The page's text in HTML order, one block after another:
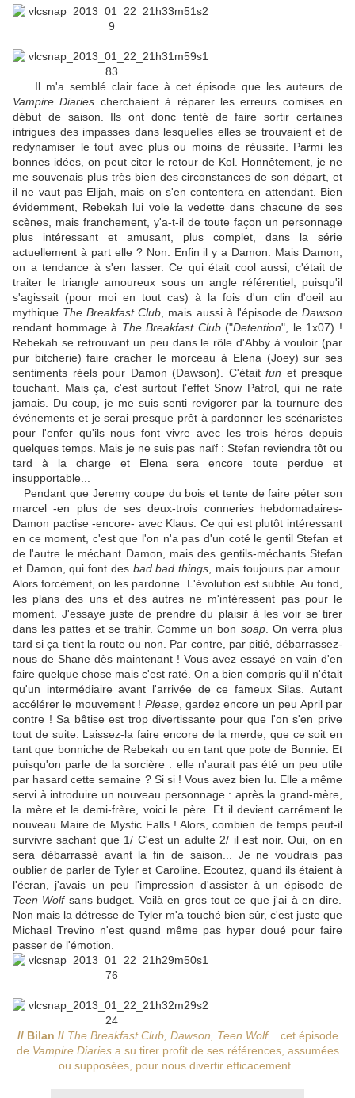
Il m'a semblé clair face à cet épisode que les auteurs de
Vampire Diaries cherchaient à réparer les erreurs comises en
début de saison. Ils ont donc tenté de faire sortir certaines
intrigues des impasses dans lesquelles elles se trouvaient et de
redynamiser le tout avec plus ou moins de réussite. Parmi les
bonnes idées, on peut citer le retour de Kol. Honnêtement, je ne
me souvenais plus très bien des circonstances de son départ, et
il ne vaut pas Elijah, mais on s'en contentera en attendant. Bien
évidemment, Rebekah lui vole la vedette dans chacune de ses
scènes, mais franchement, y'a-t-il de toute façon un personnage
plus intéressant et amusant, plus complet, dans la série
actuellement à part elle ? Non. Enfin il y a Damon. Mais Damon,
on a tendance à s'en lasser. Ce qui était cool aussi, c'était de
traiter le triangle amoureux sous un angle référentiel, puisqu'il
s'agissait (pour moi en tout cas) à la fois d'un clin d'oeil au
mythique The Breakfast Club , mais aussi à l'épisode deDawson
rendant hommage à The Breakfast Club("Detention", le 1x07) !
Rebekah se retrouvant un peu dans le rôle d'Abby à vouloir (par
pur bitcherie) faire cracher le morceau à Elena (Joey) sur ses
sentiments réels pour Damon (Dawson). C'était fun et presque
touchant. Mais ça, c'est surtout l'effet Snow Patrol, qui ne rate
jamais. Du coup, je me suis senti revigorer par la tournure des
événements et je serai presque prêt à pardonner les scénaristes
pour l'enfer qu'ils nous font vivre avec les trois héros depuis
quelques temps. Mais je ne suis pas naïf : Stefan reviendra tôt ou
tard à la charge et Elena sera encore toute perdue et
insupportable...
Pendant que Jeremy coupe du bois et tente de faire péter son
marcel -en plus de ses deux-trois conneries hebdomadaires-
Damon pactise -encore- avec Klaus. Ce qui est plutôt intéressant
en ce moment, c'est que l'on n'a pas d'un coté le gentil Stefan et
de l'autre le méchant Damon, mais des gentils-méchants Stefan
et Damon, qui font des bad bad things , mais toujours par amour.
Alors forcément, on les pardonne. L'évolution est subtile. Au fond,
les plans des uns et des autres ne m'intéressent pas pour le
moment. J'essaye juste de prendre du plaisir à les voir se tirer
dans les pattes et se trahir. Comme un bon soap. On verra plus
tard si ça tient la route ou non. Par contre, par pitié, débarrassez-
nous de Shane dès maintenant ! Vous avez essayé en vain d'en
faire quelque chose mais c'est raté. On a bien compris qu'il n'était
qu'un intermédiaire avant l'arrivée de ce fameux Silas. Autant
accélérer le mouvement ! Please, gardez encore un peu April par
contre ! Sa bêtise est trop divertissante pour que l'on s'en prive
tout de suite. Laissez-la faire encore de la merde, que ce soit en
tant que bonniche de Rebekah ou en tant que pote de Bonnie. Et
puisqu'on parle de la sorcière : elle n'aurait pas été un peu utile
par hasard cette semaine ? Si si ! Vous avez bien lu. Elle a même
servi à introduire un nouveau personnage : après la grand-mère,
la mère et le demi-frère, voici le père. Et il devient carrément le
nouveau Maire de Mystic Falls ! Alors, combien de temps peut-il
survivre sachant que 1/ C'est un adulte 2/ il est noir. Oui, on en
sera débarrassé avant la fin de saison... Je ne voudrais pas
oublier de parler de Tyler et Caroline. Ecoutez, quand ils étaient à
l'écran, j'avais un peu l'impression d'assister à un épisode de
Teen Wolfsans budget. Voilà en gros tout ce que j'ai à en dire.
Non mais la détresse de Tyler m'a touché bien sûr, c'est juste que
Michael Trevino n'est quand même pas hyper doué pour faire
passer de l'émotion.
// Bilan // The Breakfast Club, Dawson, Teen Wolf... cet épisode
de Vampire Diariesa su tirer profit de ses références, assumées
ou supposées, pour nous divertir efficacement.